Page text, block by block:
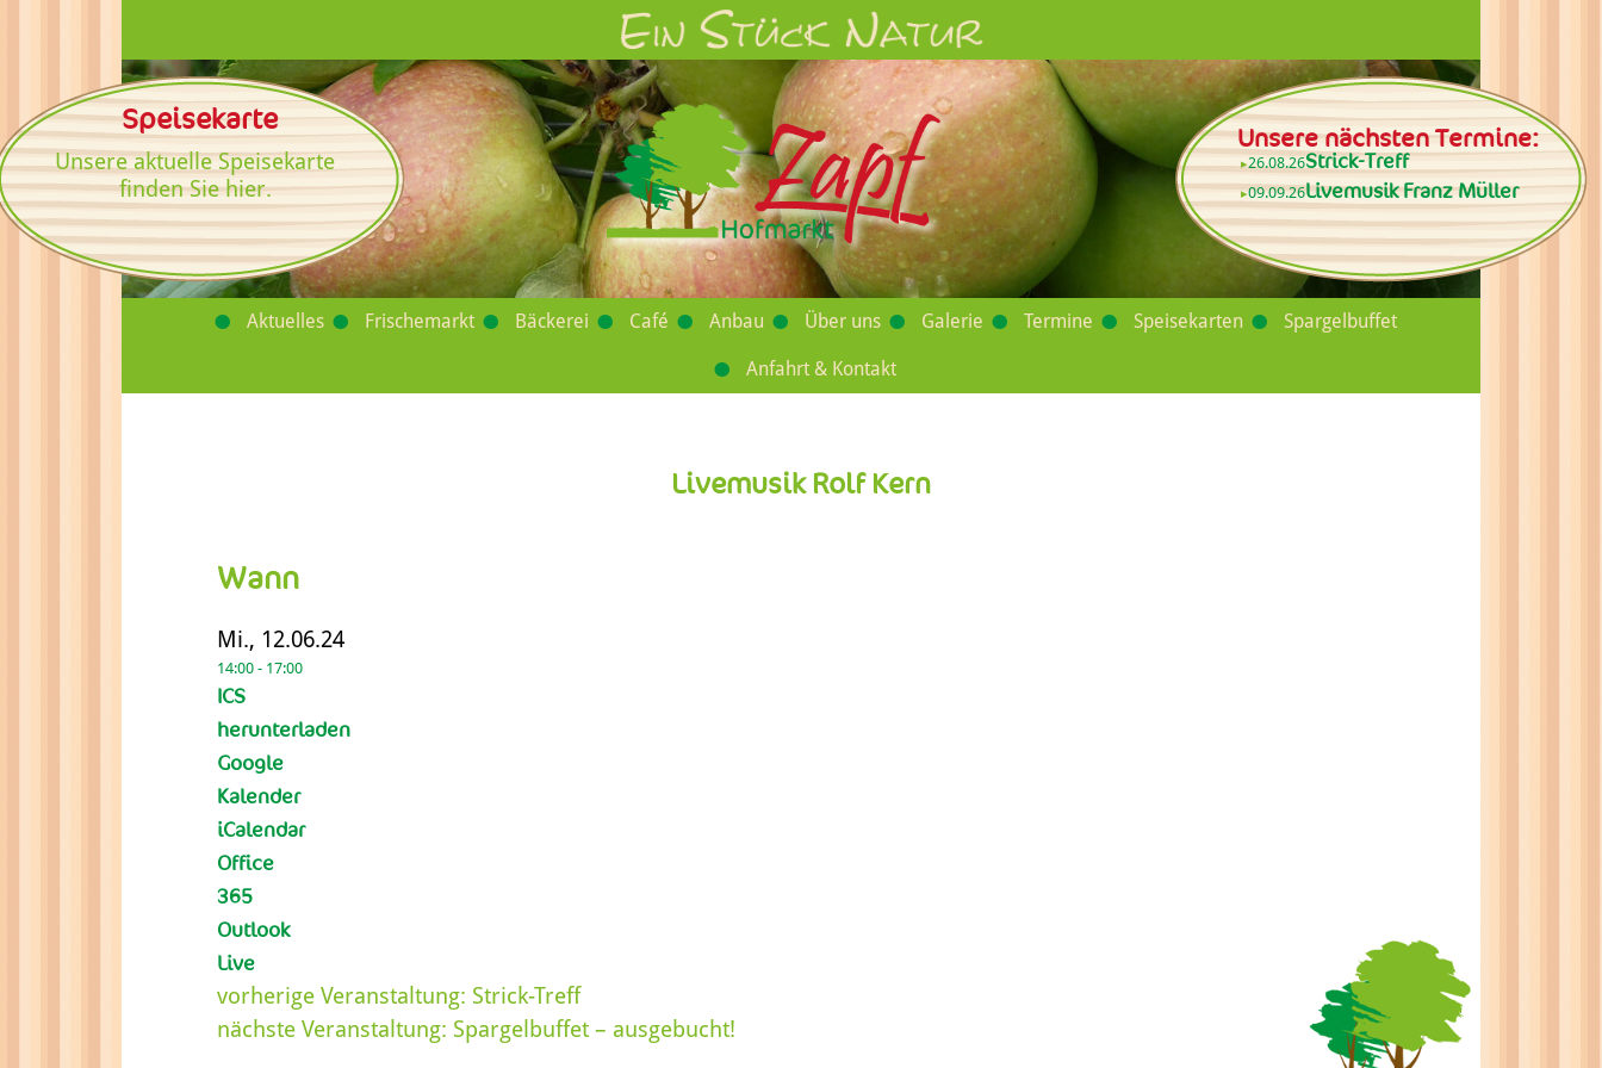
Speisekarte
Unsere aktuelle Speisekarte
finden Sie hier.
Unsere nächsten Termine:
26.08.26Strick-Treff
09.09.26Livemusik Franz Müller
Aktuelles Frischemarkt Bäckerei Café Anbau Über uns Galerie Termine Speisekarten Spargelbuffet
Anfahrt & Kontakt
Livemusik Rolf Kern
Wann
Mi., 12.06.24
14:00 - 17:00
ICS
herunterladen
Google
Kalender
iCalendar
Office
365
Outlook
Live
vorherige Veranstaltung: Strick-Treff
nächste Veranstaltung: Spargelbuffet – ausgebucht!